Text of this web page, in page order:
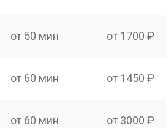
от 50 мин от 1700 ₽
от 60 мин от 1450 ₽
от 60 мин от 3000 ₽